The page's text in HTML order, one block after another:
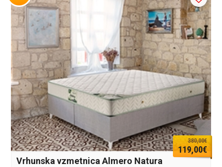
380,00€
119,00€
Vrhunska vzmetnica Almero Natura